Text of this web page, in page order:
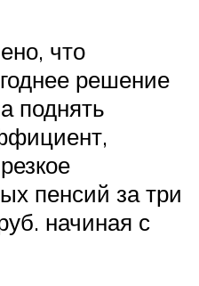
что
решение
поднять
пенсий за три
начиная с